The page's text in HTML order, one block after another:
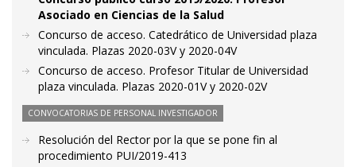
Asociado en Ciencias de la Salud
Concurso de acceso. Catedrático de Universidad plaza
vinculada. Plazas 2020-03V y 2020-04V
Concurso de acceso. Profesor Titular de Universidad
plaza vinculada. Plazas 2020-01V y 2020-02V
CONVOCATORIAS DE PERSONAL INVESTIGADOR
Resolución del Rector por la que se pone fin al
procedimiento PUI/2019-413